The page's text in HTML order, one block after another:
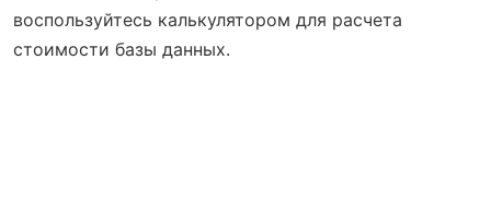
воспользуйтесь калькулятором для расчета
стоимости базы данных.